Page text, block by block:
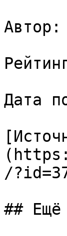
Автор:
Дата
/
## Ещё